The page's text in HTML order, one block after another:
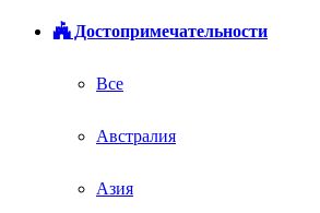
Достопримечательности
Все
Австралия
Азия